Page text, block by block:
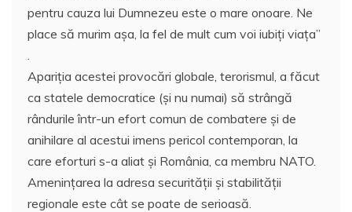
pentru cauza lui Dumnezeu este o mare onoare. Ne
place să murim aşa, la fel de mult cum voi iubiţi viaţa”
Apariţia acestei provocări globale, terorismul, a făcut
ca statele democratice (şi nu numai) să strângă
rândurile într-un efort comun de combatere şi de
anihilare al acestui imens pericol contemporan, la
care eforturi s-a aliat şi România, ca membru NATO.
Ameninţarea la adresa securităţii şi stabilităţii
regionale este cât se poate de serioasă.